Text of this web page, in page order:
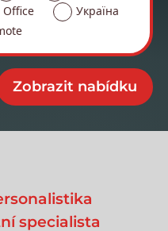
Office
Україна
specialista